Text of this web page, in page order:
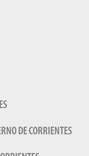
DE CORRIENTES